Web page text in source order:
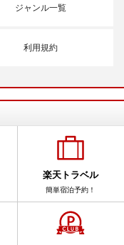
ジャンル一覧
利用規約
楽天トラベル
簡単宿泊予約！